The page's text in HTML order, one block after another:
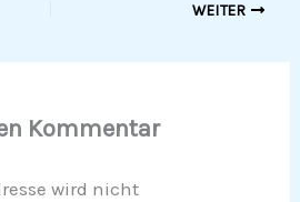
WEITER
Kommentar
wird nicht